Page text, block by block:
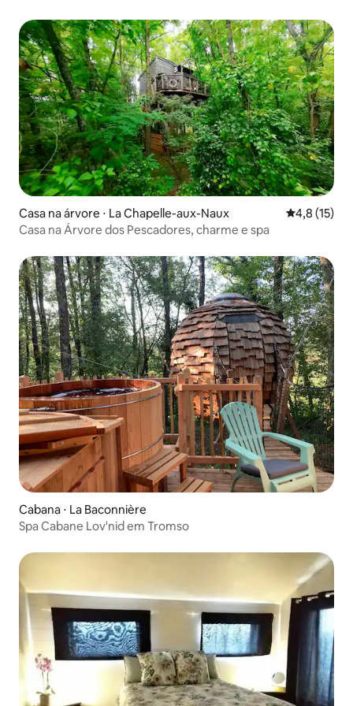
Casa na árvore ⋅ La Chapelle-aux-Naux 4,8 de uma
4,8 (15)
Casa na Árvore dos Pescadores, charme e spa
Cabana ⋅ La Baconnière
Spa Cabane Lov'nid em Tromso